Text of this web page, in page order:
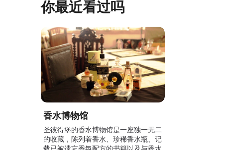
你最近看过吗
香水博物馆
圣彼得堡的香水博物馆是一座独一无二
的收藏，陈列着香水、珍稀香水瓶、记
载已被遗忘香氛配方的书籍以及与香水